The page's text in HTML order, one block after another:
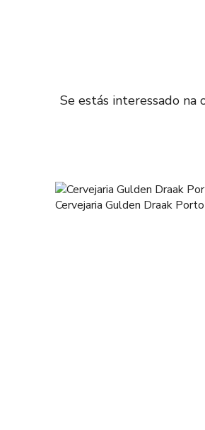
Se estás interessado na
Cervejaria Gulden Draak Porto